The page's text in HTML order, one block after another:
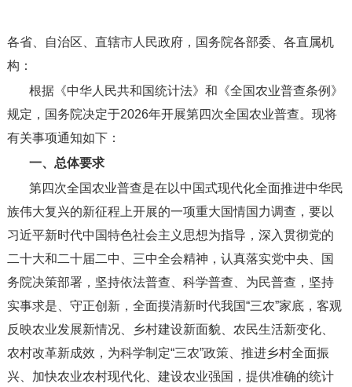
各省、自治区、直辖市人民政府，国务院各部委、各直属机
构：
根据《中华人民共和国统计法》和《全国农业普查条例》
规定，国务院决定于2026年开展第四次全国农业普查。现将
有关事项通知如下：
一、总体要求
第四次全国农业普查是在以中国式现代化全面推进中华民
族伟大复兴的新征程上开展的一项重大国情国力调查，要以
习近平新时代中国特色社会主义思想为指导，深入贯彻党的
二十大和二十届二中、三中全会精神，认真落实党中央、国
务院决策部署，坚持依法普查、科学普查、为民普查，坚持
实事求是、守正创新，全面摸清新时代我国“三农”家底，客观
反映农业发展新情况、乡村建设新面貌、农民生活新变化、
农村改革新成效，为科学制定“三农”政策、推进乡村全面振
兴、加快农业农村现代化、建设农业强国，提供准确的统计